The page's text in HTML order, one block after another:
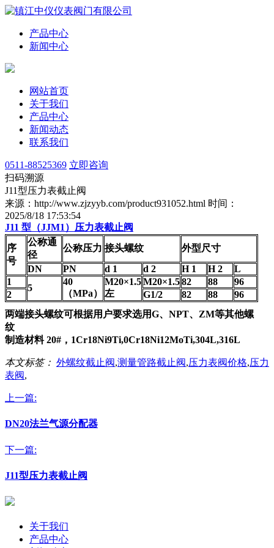
产品中心
新闻中心
网站首页
关于我们
产品中心
新闻动态
联系我们
0511-88525369 立即咨询
扫码溯源
J11型压力表截止阀
来源：http://www.zjzyyb.com/product931052.html 时间：
2025/8/18 17:53:54
J11 型（JJM1）压力表截止阀
序
号
公称通
径
公称压力 接头螺纹
外型尺寸
DN
PN d 1 d 2 H 1 H 2
L
1
5
40
（MPa）
M20×1.5
左
M20×1.582 88
96
2
G1/2 82 88
96
两端接头螺纹可根据用户要求选用G、NPT、ZM等其他螺
纹
制造材料 20#，1Cr18Ni9Ti,0Cr18Ni12MoTi,304L,316L
本文标签： 外螺纹截止阀,测量管路截止阀,压力表阀价格,压力
表阀,
上一篇:
DN20法兰气源分配器
下一篇:
J11型压力表截止阀
关于我们
产品中心